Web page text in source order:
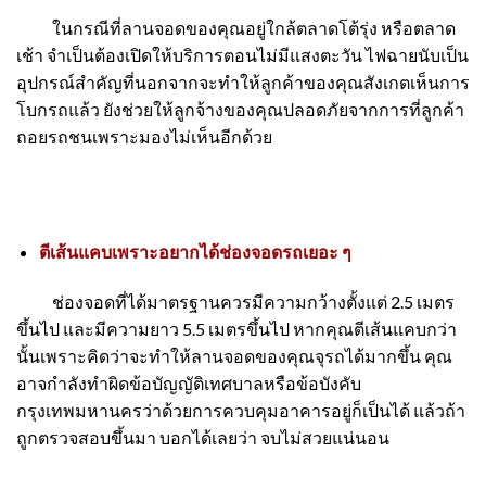
ในกรณีที่ลานจอดของคุณอยู่ใกล้ตลาดโต้รุ่ง หรือตลาด
เช้า จำเป็นต้องเปิดให้บริการตอนไม่มีแสงตะวันไฟฉายนับเป็น
อุปกรณ์สำคัญที่นอกจากจะทำให้ลูกค้าของคุณสังเกตเห็นการ
โบกรถแล้ว ยังช่วยให้ลูกจ้างของคุณปลอดภัยจากการที่ลูกค้า
ถอยรถชนเพราะมองไม่เห็นอีกด้วย
ตีเส้นแคบเพราะอยากได้ช่องจอดรถเยอะ ๆ
ช่องจอดที่ได้มาตรฐานควรมีความกว้างตั้งแต่ 2.5 เมตร
ขึ้นไป และมีความยาว 5.5 เมตรขึ้นไป หากคุณตีเส้นแคบกว่า
นั้นเพราะคิดว่าจะทำให้ลานจอดของคุณจุรถได้มากขึ้น คุณ
อาจกำลังทำผิดข้อบัญญัติเทศบาลหรือข้อบังคับ
กรุงเทพมหานครว่าด้วยการควบคุมอาคารอยู่ก็เป็นได้ แล้วถ้า
ถูกตรวจสอบขึ้นมา บอกได้เลยว่า จบไม่สวยแน่นอน